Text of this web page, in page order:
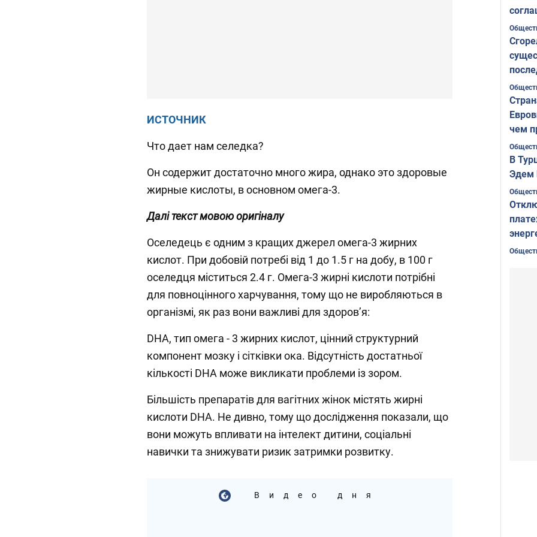
ИСТОЧНИК
Что дает нам селедка?
⁣⁣Он содержит достаточно много жира, однако это здоровые
жирные кислоты, в основном омега-3. ⁣⁣⠀⁣⁣
Далі текст мовою оригіналу
Оселедець є одним з кращих джерел омега-3 жирних
кислот. При добовій потребі від 1 до 1.5 г на добу, в 100 г
оселедця міститься 2.4 г. Омега-3 жирні кислоти потрібні
для повноцінного харчування, тому що не виробляються в
організмі, як раз вони важливі для здоров’я: ⁣ ⁣ ⠀ ⁣⁣⠀⁣⁣⠀
DHA, тип омега - 3 жирних кислот, цінний структурний
компонент мозку і сітківки ока. Відсутність достатньої
кількості DHA може викликати проблеми із зором.⁣⁣⠀⁣⁣⠀⁣⁣⠀
Більшість препаратів для вагітних жінок містять жирні
кислоти DHA. Не дивно, тому що дослідження показали, що
вони можуть впливати на інтелект дитини, соціальні
навички та знижувати ризик затримки розвитку.⁣⁣⠀⁣⁣⠀⁣⁣⠀
Видео дня
чем
В
Эдем